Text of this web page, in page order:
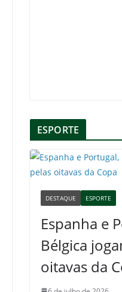
ESPORTE
DESTAQUE ESPORTE
Espanha e
Bélgica
oitavas da